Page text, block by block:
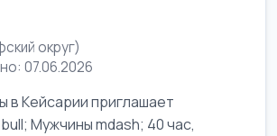
округ)
07.06.2026
в Кейсарии приглашает
Мужчины mdash; 40 час,